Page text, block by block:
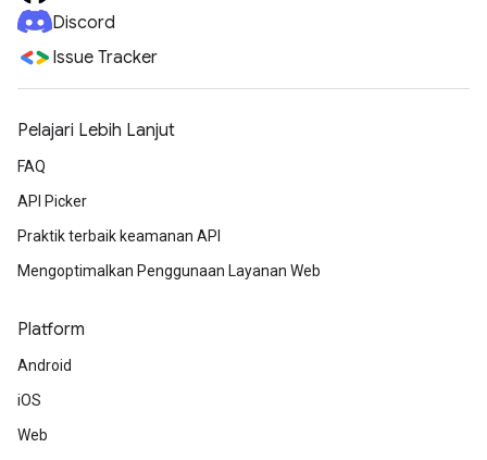
Discord
Issue Tracker
Pelajari Lebih Lanjut
FAQ
API Picker
Praktik terbaik keamanan API
Mengoptimalkan Penggunaan Layanan Web
Platform
Android
iOS
Web